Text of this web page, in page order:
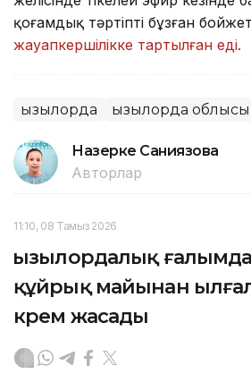
қоғамдық тәртіпті бұзған
жауапкершілікке тартылған еді.
Қызылорда Қызылорда облысы
Назерке Саниязова
Авторлар
11:10, 08 Тамыз 2026
Қызылордалық
құйрық майынан
крем жасады